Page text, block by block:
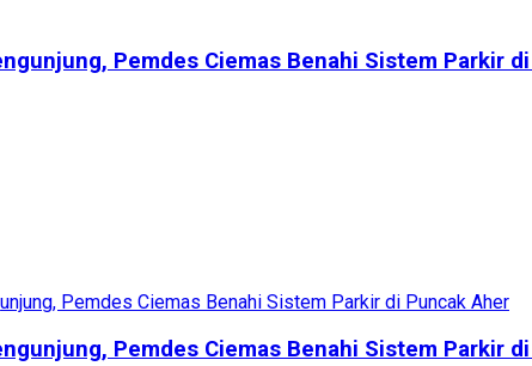
Pemdes Ciemas Benahi Sistem Parkir
Pemdes Ciemas Benahi Sistem Parkir